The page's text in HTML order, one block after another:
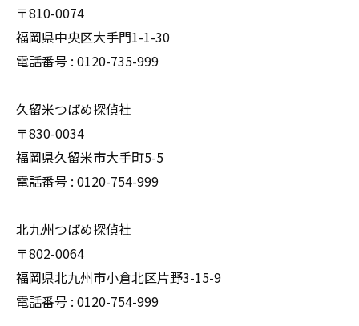
〒810-0074
福岡県中央区大手門1-1-30
電話番号 : 0120-735-999
久留米つばめ探偵社
〒830-0034
福岡県久留米市大手町5-5
電話番号 : 0120-754-999
北九州つばめ探偵社
〒802-0064
福岡県北九州市小倉北区片野3-15-9
電話番号 : 0120-754-999